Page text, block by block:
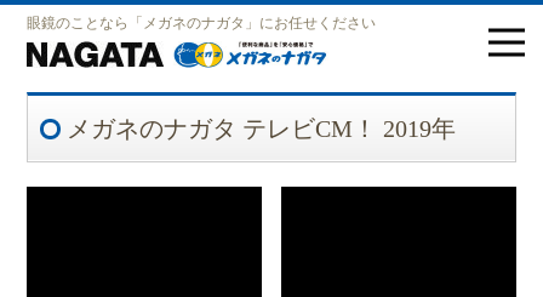
眼鏡のことなら「メガネのナガタ」にお任せください
メガネのナガタ テレビCM！ 2019年